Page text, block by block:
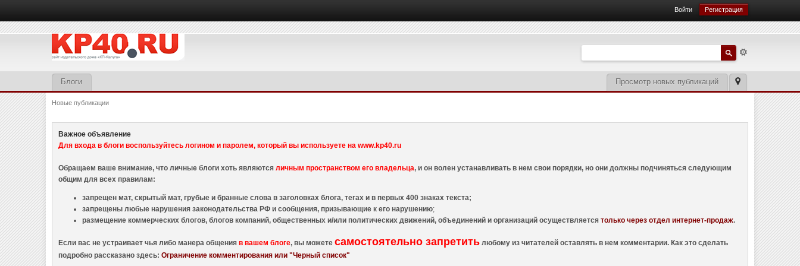
Войти Регистрация
Просмотр новых публикаций
Блоги
Новые публикации
Важное объявление
Для входа в блоги воспользуйтесь логином и паролем, который вы используете на www.kp40.ru
Обращаем ваше внимание, что личные блоги хоть являютсяличным пространством его владельца, и он волен устанавливать в нем свои порядки, но они должны подчиняться следующим
общим для всех правилам:
запрещен мат, скрытый мат, грубые и бранные слова в заголовках блога, тегах и в первых 400 знаках текста;
запрещены любые нарушения законодательства РФ и сообщения, призывающие к его нарушению;
размещение коммерческих блогов, блогов компаний, общественных и/или политических движений, объединений и организаций осуществляетсятолько через отдел интернет-продаж.
Если вас не устраивает чья либо манера общенияв вашем блоге, вы можетесамостоятельно запретить любому из читателей оставлять в нем комментарии. Как это сделать
подробно рассказано здесь:Ограничение комментирования или "Черный список"